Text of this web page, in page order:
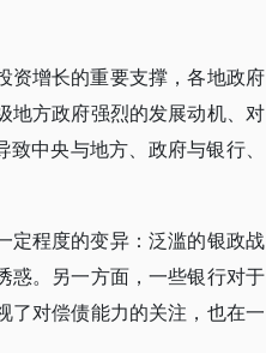
资增长的重要支撑，各地政府
地方政府强烈的发展动机、对
中央与地方、政府与银行、
定程度的变异：泛滥的银政战
惑。另一方面，一些银行对于
了对偿债能力的关注，也在一